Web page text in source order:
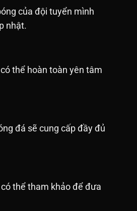
của đội tuyển mình
nhật.
thể hoàn toàn yên tâm
đá sẽ cung cấp đầy đủ
thể tham khảo để đưa